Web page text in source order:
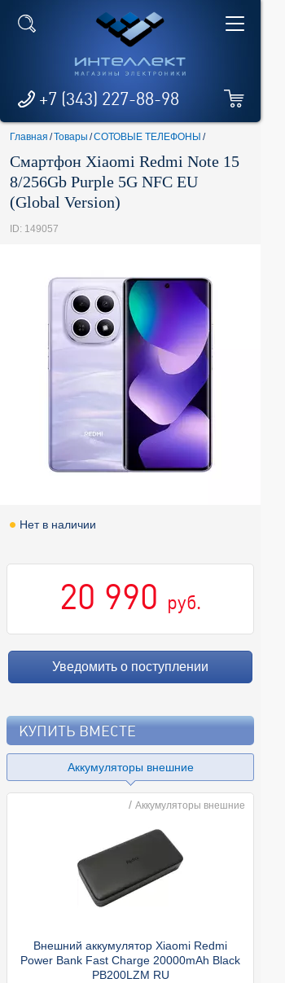
+7 (343) 227-88-98
Главная /Товары /СОТОВЫЕ ТЕЛЕФОНЫ /
Смартфон Xiaomi Redmi Note 15
8/256Gb Purple 5G NFC EU
(Global Version)
ID: 149057
Нет в наличии
20 990 руб.
Уведомить о поступлении
КУПИТЬ ВМЕСТЕ
Аккумуляторы внешние
/ Аккумуляторы внешние
Внешний аккумулятор Xiaomi Redmi
Power Bank Fast Charge 20000mAh Black
PB200LZM RU